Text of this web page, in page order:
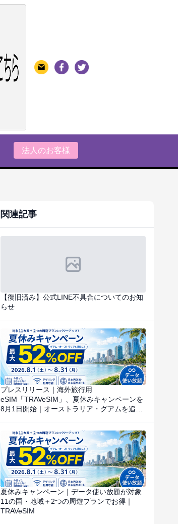
法人のお客様
関連記事
【復旧済み】公式LINE不具合についてのお知
らせ
プレスリリース｜海外旅行用
eSIM「TRAVeSIM」、夏休みキャンペーンを
8月1日開始｜オーストラリア・グアムを追
夏休みキャンペーン｜データ使い放題が対象
11の国・地域＋2つの周遊プランでお得｜
TRAVeSIM